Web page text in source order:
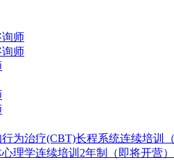
询师
询师
行为治疗(CBT)长程系统连续培训
心理学连续培训2年制（即将开营）